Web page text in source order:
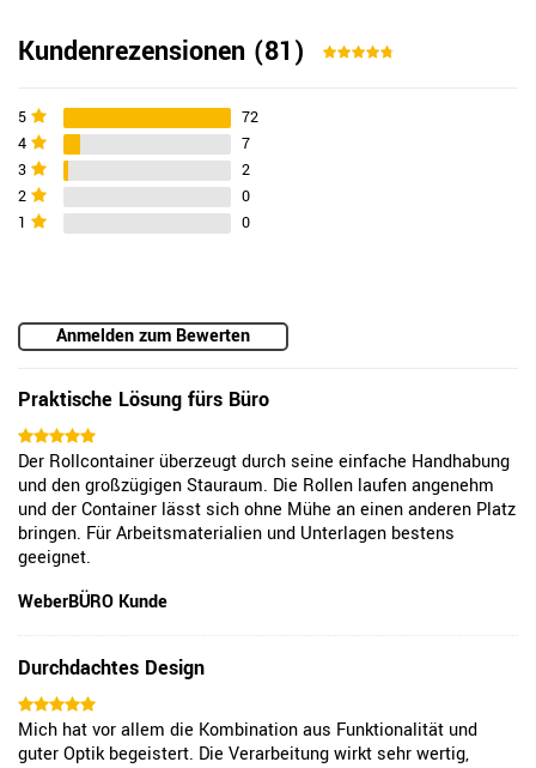
Kundenrezensionen (81)
5
72
4
7
3
2
2
0
1
0
Anmelden zum Bewerten
Praktische Lösung fürs Büro
Der Rollcontainer überzeugt durch seine einfache Handhabung
und den großzügigen Stauraum. Die Rollen laufen angenehm
und der Container lässt sich ohne Mühe an einen anderen Platz
bringen. Für Arbeitsmaterialien und Unterlagen bestens
geeignet.
WeberBÜRO Kunde
Durchdachtes Design
Mich hat vor allem die Kombination aus Funktionalität und
guter Optik begeistert. Die Verarbeitung wirkt sehr wertig,